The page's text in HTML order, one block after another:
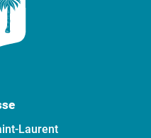
Laurent